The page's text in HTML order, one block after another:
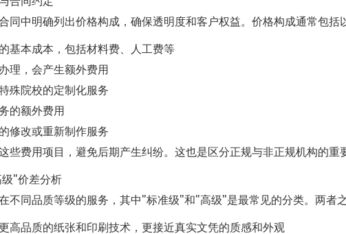
同中明确列出价格构成，确保透明度和客户权益。价格构成通常包括
基本成本，包括材料费、人工费等
理，会产生额外费用
殊院校的定制化服务
的额外费用
修改或重新制作服务
些费用项目，避免后期产生纠纷。这也是区分正规与非正规机构的重
"价差分析
不同品质等级的服务，其中"标准级"和"高级"是最常见的分类。两者
高品质的纸张和印刷技术，更接近真实文凭的质感和外观